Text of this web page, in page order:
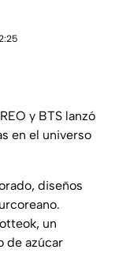
y BTS lanzó
en el universo
diseños
un
de azúcar